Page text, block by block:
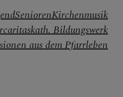
SeniorenKirchenmusik
kath. Bildungswerk
aus dem Pfarrleben